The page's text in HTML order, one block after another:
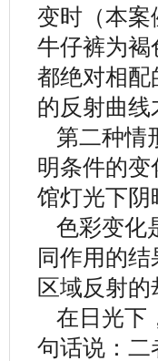
变时（本案
牛仔裤为褐
都绝对相配
的反射曲线
第二种情
明条件的
馆灯光下阴
色彩变化
同作用的
区域反射的
在日光下
句话说：二